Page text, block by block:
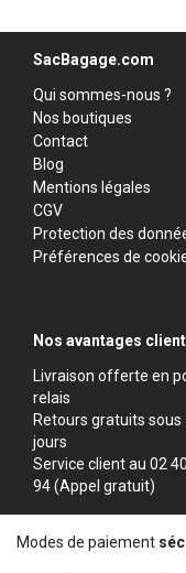
SacBagage.com
Qui sommes-nous ?
Nos boutiques
Contact
Blog
Mentions légales
CGV
Protection des
Préférences de
Nos avantages
Livraison offerte en
relais
Retours gratuits sous
jours
Service client au 02
94 (Appel gratuit)
Modes de paiement